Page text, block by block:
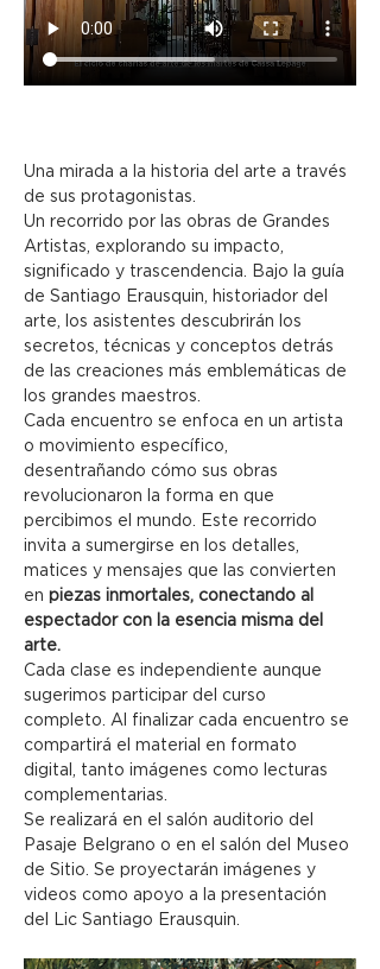
Una mirada a la historia del arte a través
de sus protagonistas.
Un recorrido por las obras de Grandes
Artistas, explorando su impacto,
significado y trascendencia. Bajo la guía
de Santiago Erausquin, historiador del
arte, los asistentes descubrirán los
secretos, técnicas y conceptos detrás
de las creaciones más emblemáticas de
los grandes maestros.
Cada encuentro se enfoca en un artista
o movimiento específico,
desentrañando cómo sus obras
revolucionaron la forma en que
percibimos el mundo. Este recorrido
invita a sumergirse en los detalles,
matices y mensajes que las convierten
en piezas inmortales, conectando al
espectador con la esencia misma del
arte.
Cada clase es independiente aunque
sugerimos participar del curso
completo. Al finalizar cada encuentro se
compartirá el material en formato
digital, tanto imágenes como lecturas
complementarias.
Se realizará en el salón auditorio del
Pasaje Belgrano o en el salón del Museo
de Sitio. Se proyectarán imágenes y
videos como apoyo a la presentación
del Lic Santiago Erausquin.